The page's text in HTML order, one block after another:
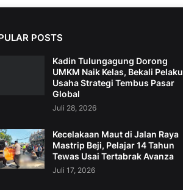
POSTS
Kadin Tulungagung Dorong
UMKM Naik Kelas, Bekali Pelaku
Usaha Strategi Tembus Pasar
Global
Juli 28, 2026
Kecelakaan Maut di Jalan Raya
Mastrip Beji, Pelajar 14 Tahun
Tewas Usai Tertabrak Avanza
Juli 17, 2026